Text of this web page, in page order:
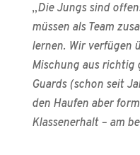
„Die Jungs sind
müssen als Team
lernen. Wir verfügen
Mischung aus richtig
Guards (schon seit
den Haufen aber
Klassenerhalt – am